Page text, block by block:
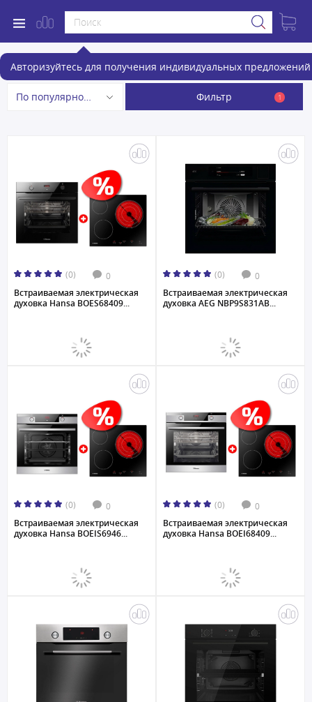
Авторизуйтесь для получения индивидуальных предложений
Электрические духовые шкафы
По популярности Фильтр 1
(0) 0
Встраиваемая электрическая
духовка Hansa BOES68409...
(0) 0
Встраиваемая электрическая
духовка AEG NBP9S831AB...
(0) 0
Встраиваемая электрическая
духовка Hansa BOEIS6946...
(0) 0
Встраиваемая электрическая
духовка Hansa BOEI68409...